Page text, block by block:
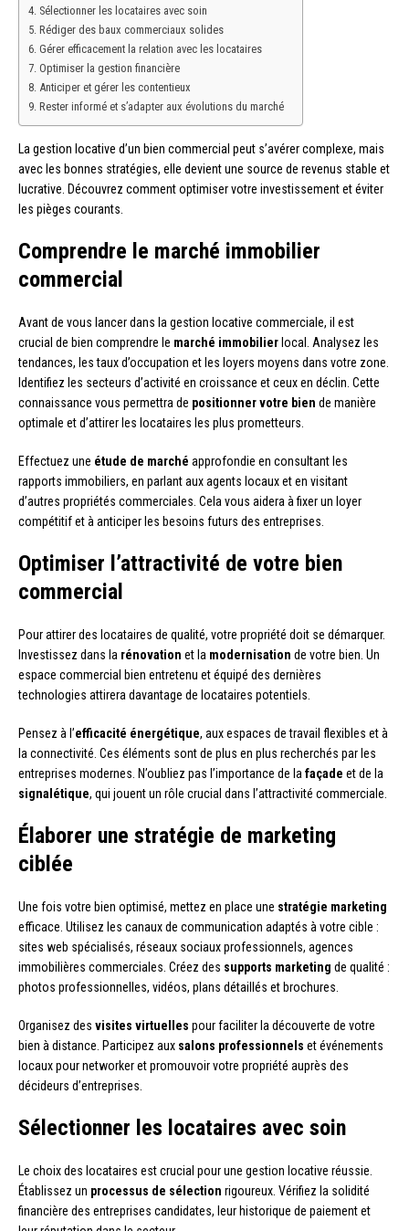
Sélectionner les locataires avec soin
Rédiger des baux commerciaux solides
Gérer efficacement la relation avec les locataires
Optimiser la gestion financière
Anticiper et gérer les contentieux
Rester informé et s’adapter aux évolutions du marché
La gestion locative d’un bien commercial peut s’avérer complexe, mais
avec les bonnes stratégies, elle devient une source de revenus stable et
lucrative. Découvrez comment optimiser votre investissement et éviter
les pièges courants.
Comprendre le marché immobilier
commercial
Avant de vous lancer dans la gestion locative commerciale, il est
crucial de bien comprendre le marché immobilier local. Analysez les
tendances, les taux d’occupation et les loyers moyens dans votre zone.
Identifiez les secteurs d’activité en croissance et ceux en déclin. Cette
connaissance vous permettra de positionner votre bien de manière
optimale et d’attirer les locataires les plus prometteurs.
Effectuez une étude de marché approfondie en consultant les
rapports immobiliers, en parlant aux agents locaux et en visitant
d’autres propriétés commerciales. Cela vous aidera à fixer un loyer
compétitif et à anticiper les besoins futurs des entreprises.
Optimiser l’attractivité de votre bien
commercial
Pour attirer des locataires de qualité, votre propriété doit se démarquer.
Investissez dans la rénovation et la modernisation de votre bien. Un
espace commercial bien entretenu et équipé des dernières
technologies attirera davantage de locataires potentiels.
Pensez à l’efficacité énergétique, aux espaces de travail flexibles et à
la connectivité. Ces éléments sont de plus en plus recherchés par les
entreprises modernes. N’oubliez pas l’importance de lafaçade et de la
signalétique, qui jouent un rôle crucial dans l’attractivité commerciale.
Élaborer une stratégie de marketing
ciblée
Une fois votre bien optimisé, mettez en place une stratégie marketing
efficace. Utilisez les canaux de communication adaptés à votre cible :
sites web spécialisés, réseaux sociaux professionnels, agences
immobilières commerciales. Créez des supports marketing de qualité :
photos professionnelles, vidéos, plans détaillés et brochures.
Organisez des visites virtuelles pour faciliter la découverte de votre
bien à distance. Participez aux salons professionnels et événements
locaux pour networker et promouvoir votre propriété auprès des
décideurs d’entreprises.
Sélectionner les locataires avec soin
Le choix des locataires est crucial pour une gestion locative réussie.
Établissez un processus de sélection rigoureux. Vérifiez la solidité
financière des entreprises candidates, leur historique de paiement et